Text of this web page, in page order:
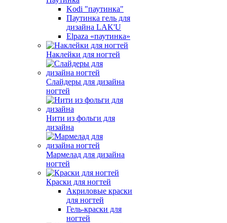
Kodi "паутинка"
Паутинка гель для
дизайна LAK'U
Elpaza «паутинка»
Наклейки для ногтей
Слайдеры для дизайна
ногтей
Нити из фольги для
дизайна
Мармелад для дизайна
ногтей
Краски для ногтей
Акриловые краски
для ногтей
Гель-краски для
ногтей